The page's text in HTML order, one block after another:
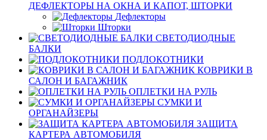
ДЕФЛЕКТОРЫ НА ОКНА И КАПОТ, ШТОРКИ
Дефлекторы
Шторки
СВЕТОДИОДНЫЕ
БАЛКИ
ПОДЛОКОТНИКИ
КОВРИКИ В
САЛОН И БАГАЖНИК
ОПЛЕТКИ НА РУЛЬ
СУМКИ И
ОРГАНАЙЗЕРЫ
ЗАЩИТА
КАРТЕРА АВТОМОБИЛЯ